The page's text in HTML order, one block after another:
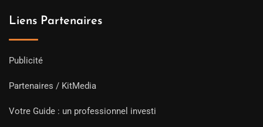
Liens Partenaires
Publicité
Partenaires / KitMedia
Votre Guide : un professionnel investi